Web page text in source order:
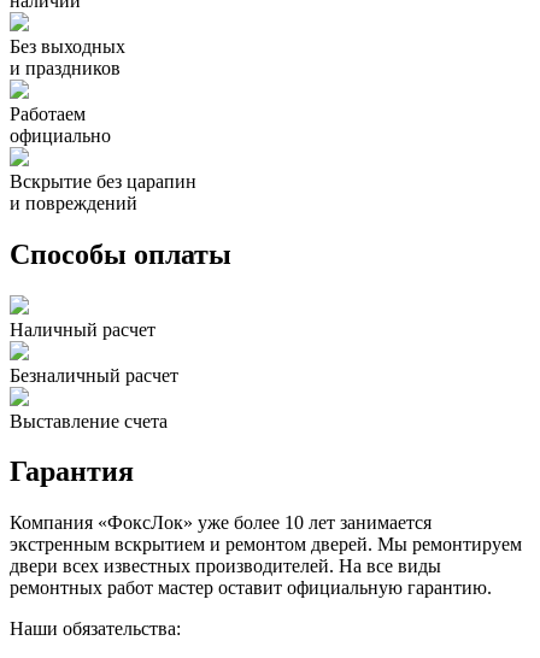
Без выходных
и праздников
Работаем
официально
Вскрытие без царапин
и повреждений
Способы оплаты
Наличный расчет
Безналичный расчет
Выставление счета
Гарантия
Компания «ФоксЛок» уже более 10 лет занимается
экстренным вскрытием и ремонтом дверей. Мы ремонтируем
двери всех известных производителей. На все виды
ремонтных работ мастер оставит официальную гарантию.
Наши обязательства: